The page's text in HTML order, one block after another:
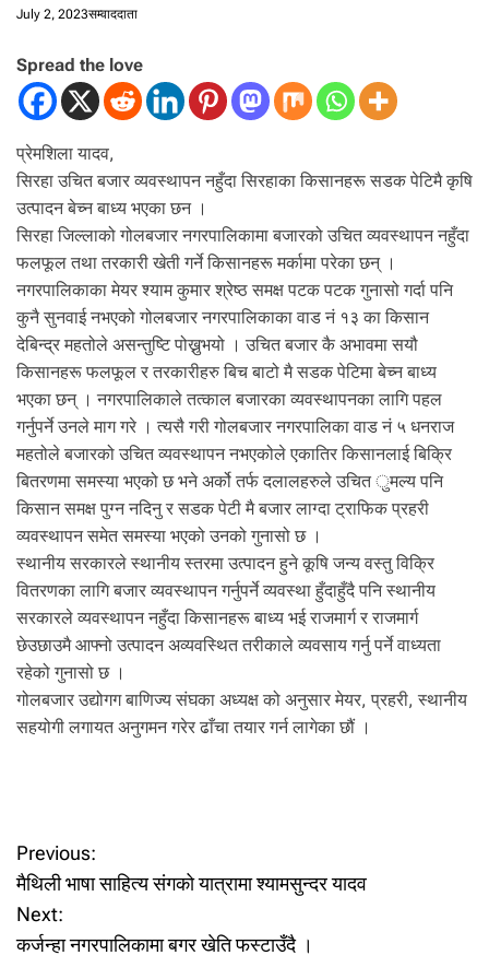
July 2, 2023सम्वाददाता
Spread the love
प्रेमशिला यादव,
सिरहा उचित बजार व्यवस्थापन नहुँदा सिरहाका किसानहरू सडक पेटिमै कृषि
उत्पादन बेच्न बाध्य भएका छन ।
सिरहा जिल्लाको गोलबजार नगरपालिकामा बजारको उचित व्यवस्थापन नहुँदा
फलफूल तथा तरकारी खेती गर्ने किसानहरू मर्कामा परेका छन् ।
नगरपालिकाका मेयर श्याम कुमार श्रेष्ठ समक्ष पटक पटक गुनासो गर्दा पनि
कुनै सुनवाई नभएको गोलबजार नगरपालिकाका वाड नं १३ का किसान
देबिन्द्र महतोले असन्तुष्टि पोख्नुभयो । उचित बजार कै अभावमा सयौ
किसानहरू फलफूल र तरकारीहरु बिच बाटो मै सडक पेटिमा बेच्न बाध्य
भएका छन् । नगरपालिकाले तत्काल बजारका व्यवस्थापनका लागि पहल
गर्नुपर्ने उनले माग गरे । त्यसै गरी गोलबजार नगरपालिका वाड नं ५ धनराज
महतोले बजारको उचित व्यवस्थापन नभएकोले एकातिर किसानलाई बिक्रि
बितरणमा समस्या भएको छ भने अर्को तर्फ दलालहरुले उचित ुमल्य पनि
किसान समक्ष पुग्न नदिनु र सडक पेटी मै बजार लाग्दा ट्राफिक प्रहरी
व्यवस्थापन समेत समस्या भएको उनको गुनासो छ ।
स्थानीय सरकारले स्थानीय स्तरमा उत्पादन हुने कूषि जन्य वस्तु विक्रि
वितरणका लागि बजार व्यवस्थापन गर्नुपर्ने व्यवस्था हुँदाहुँदै पनि स्थानीय
सरकारले व्यवस्थापन नहुँदा किसानहरू बाध्य भई राजमार्ग र राजमार्ग
छेउछाउमै आफ्नो उत्पादन अव्यवस्थित तरीकाले व्यवसाय गर्नु पर्ने वाध्यता
रहेको गुनासो छ ।
गोलबजार उद्योगग बाणिज्य संघका अध्यक्ष को अनुसार मेयर, प्रहरी, स्थानीय
सहयोगी लगायत अनुगमन गरेर ढाँचा तयार गर्न लागेका छौं ।
P
o
s
Previous:
मैथिली भाषा साहित्य संगको यात्रामा श्यामसुन्दर यादव
Next:
कर्जन्हा नगरपालिकामा बगर खेति फस्टाउँदै ।